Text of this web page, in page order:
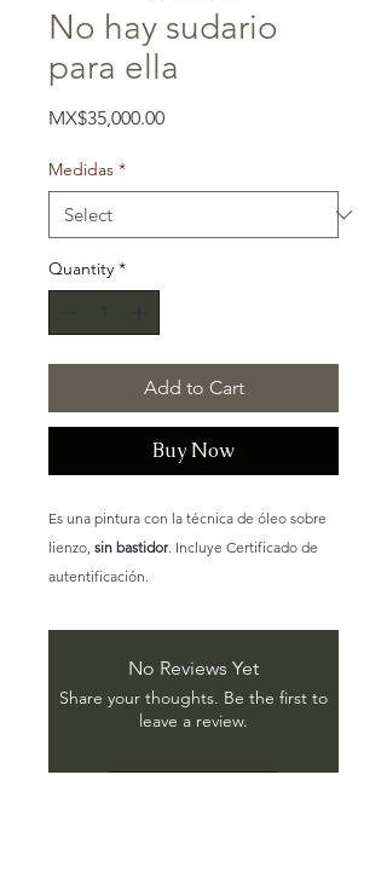
No hay sudario
para ella
MX$35,000.00Price
Medidas *
Quantity *
Add to Cart
Buy Now
Es una pintura con la técnica de óleo sobre
lienzo, sin bastidor. Incluye Certificado de
autentificación.
No Reviews Yet
Share your thoughts. Be the first to
leave a review.